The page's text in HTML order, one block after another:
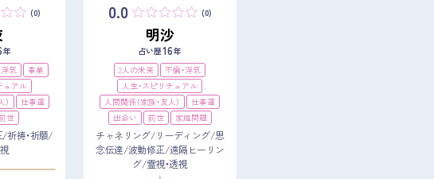
(0)
年
浮気
事業
ュアル
仕事運
世
祈祷・祈願/
0.0 (0)
明沙
占い歴16年
2人の未来
不倫・浮気
人生・スピリチュアル
人間関係（家族・友人）
仕事運
出会い
前世 家庭問題
チャネリング/リーディング/思
念伝達/波動修正/遠隔ヒーリン
グ/霊視・透視